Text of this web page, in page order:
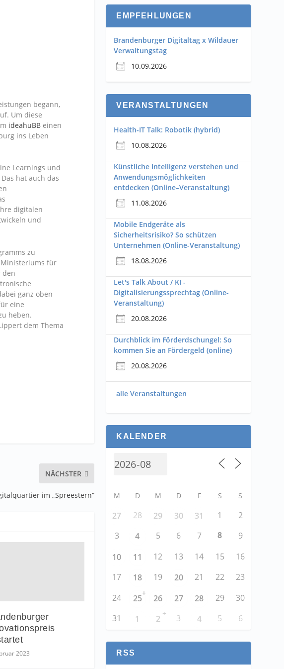
begann,
Um diese
ideahuBB einen
ins Leben
Learnings und
hat auch das
digitalen
und
zu
Ministeriums für
den
ganz oben
eine
heben.
dem Thema
NÄCHSTER
im „Spreestern“
2023
EMPFEHLUNGEN
Brandenburger Digitaltag x Wildauer
Verwaltungstag
10.09.2026
VERANSTALTUNGEN
Health-IT Talk: Robotik (hybrid)
10.08.2026
Künstliche Intelligenz verstehen und
Anwendungsmöglichkeiten
entdecken (Online–Veranstaltung)
11.08.2026
Mobile Endgeräte als
Sicherheitsrisiko? So schützen
Unternehmen (Online-Veranstaltung)
18.08.2026
Let's Talk About / KI -
Digitalisierungssprechtag (Online-
Veranstaltung)
20.08.2026
Durchblick im Förderdschungel: So
kommen Sie an Fördergeld (online)
20.08.2026
alle Veranstaltungen
KALENDER
M D M D F S S
27 28 29 30 31 1
2
3
4 5 6 7 8
9
10
11 12 13 14 15
16
17
18 19 20 21 22
23
24
25
+
26 27 28 29
30
31
1 2
+ 3 4 5 6
RSS